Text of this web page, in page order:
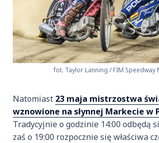
fot. Taylor Lanning / FIM Speedway
Natomiast 23 maja mistrzostwa
wznowione na słynnej Markecie w
Tradycyjnie o godzinie 14:00 odbędą
zaś o 19:00 rozpocznie się właściwa